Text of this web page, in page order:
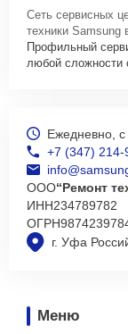
Сеть сервисных
техники Samsung
Профильный
любой сложности
г. Уфа
Ежедневно,
+7 (347) 214-
ООО“Ремонт
ИНН234789782
ОГРН
Меню